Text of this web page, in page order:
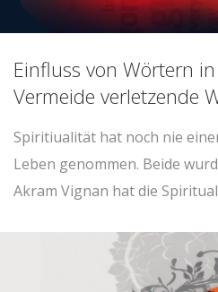
Einfluss von Wörtern
Vermeide verletzende
Spiritiualität hat noch nie
Leben genommen. Beide
Akram Vignan hat die